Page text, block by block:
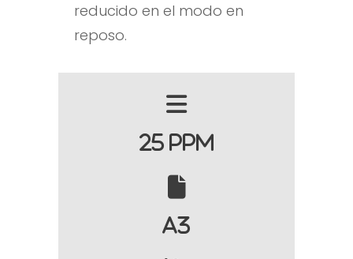
reducido en el modo en
reposo.
25 PPM
A3